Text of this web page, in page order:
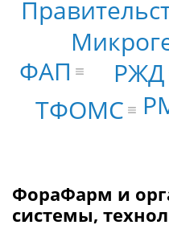
РЖД
ТФОМС
ФАП
ФораФарм и
системы,